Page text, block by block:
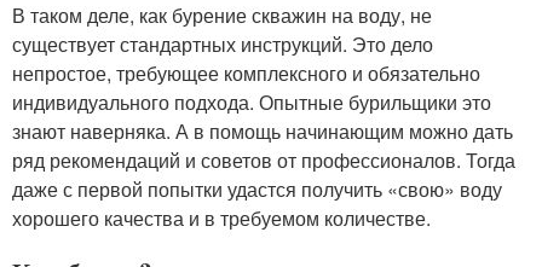
В таком деле, как бурение скважин на воду, не
существует стандартных инструкций. Это дело
непростое, требующее комплексного и обязательно
индивидуального подхода. Опытные бурильщики это
знают наверняка. А в помощь начинающим можно дать
ряд рекомендаций и советов от профессионалов. Тогда
даже с первой попытки удастся получить «свою» воду
хорошего качества и в требуемом количестве.